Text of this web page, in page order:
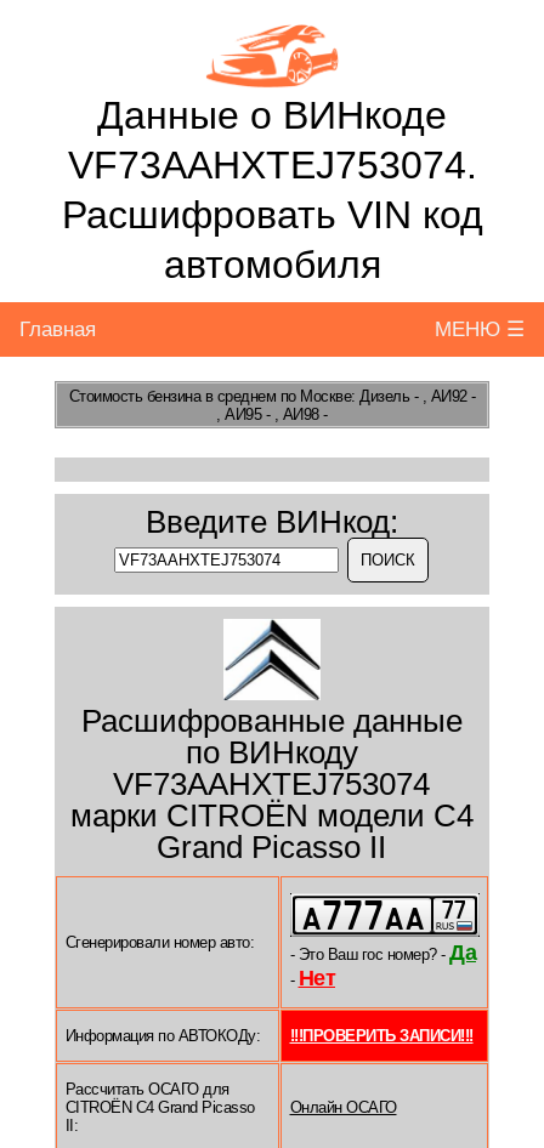
Данные о ВИНкоде
VF73AAHXTEJ753074.
Расшифровать VIN код
автомобиля
Главная МЕНЮ ☰
Стоимость бензинав среднем по Москве: Дизель - , АИ92 -
, АИ95 - , АИ98 -
Введите ВИНкод:
Расшифрованные данные
по ВИНкоду
VF73AAHXTEJ753074
марки CITROËN модели C4
Grand Picasso II
Сгенерировали номер авто:
- Это Ваш гос номер? - Да
- Нет
Информация по АВТОКОДу: !!!ПРОВЕРИТЬ ЗАПИСИ!!!
Рассчитать ОСАГО для
CITROËN C4 Grand Picasso
II:
Онлайн ОСАГО